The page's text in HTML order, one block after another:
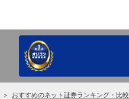
おすすめのネット証券ランキング・比較